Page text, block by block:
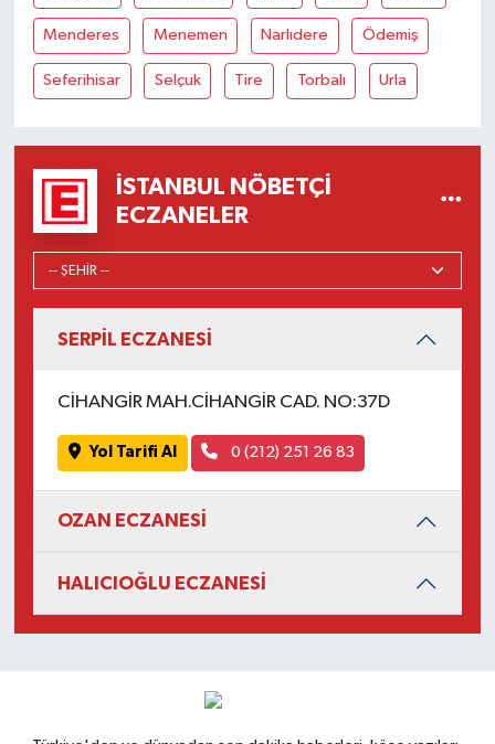
Menderes Menemen Narlıdere Ödemiş
Seferihisar Selçuk Tire Torbalı Urla
İSTANBUL NÖBETÇI
ECZANELER
SERPİL ECZANESİ
CİHANGİR MAH.CİHANGİR CAD. NO:37D
Yol Tarifi Al 0 (212) 251 26 83
OZAN ECZANESİ
HALICIOĞLU ECZANESİ